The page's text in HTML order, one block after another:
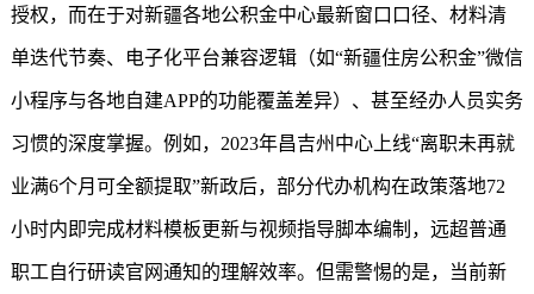
授权，而在于对新疆各地公积金中心最新窗口口径、材料清
单迭代节奏、电子化平台兼容逻辑（如“新疆住房公积金”微信
小程序与各地自建APP的功能覆盖差异）、甚至经办人员实务
习惯的深度掌握。例如，2023年昌吉州中心上线“离职未再就
业满6个月可全额提取”新政后，部分代办机构在政策落地72
小时内即完成材料模板更新与视频指导脚本编制，远超普通
职工自行研读官网通知的理解效率。但需警惕的是，当前新